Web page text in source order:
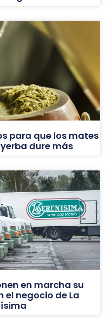
para que los mates
dure más
en marcha su
el negocio de La